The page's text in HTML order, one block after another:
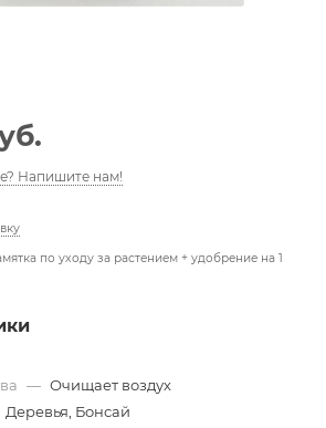
Напишите нам!
по уходу за растением + удобрение на 1
— Очищает воздух
Деревья, Бонсай